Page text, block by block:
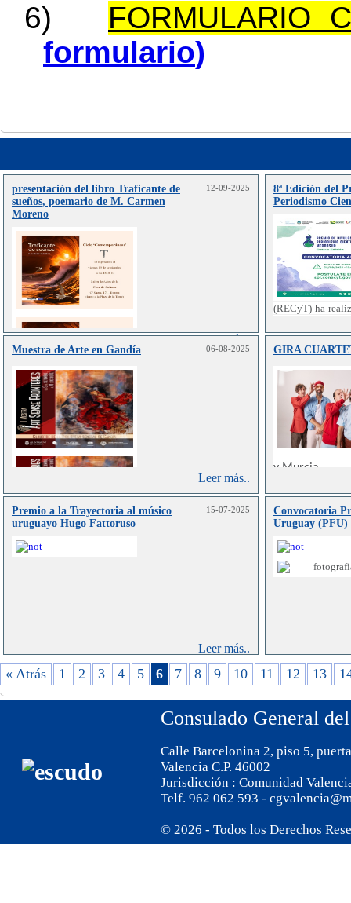
6) FORMULARIO
formulario)
presentación del libro Traficante de
sueños, poemario de M. Carmen
Moreno
12-09-2025
Leer más..
8ª Edición del
Periodismo
(RECyT) ha
del Mercosur”.
La Presente
por el
Tecnología
Paraguay,
Educación la
como una
tecnología
apropiación
mayor
los medios
participación
edición
los desafíos
como la
del suelo,
aire vinculada
modalidades,
y Estudiantes;
b)
c) Redes
Muestra de Arte en Gandía 06-08-2025
Leer más..
GIRA
y Murcia.
LUGAR:Sala
Nº 200)
MURCIA:
LUGAR:
, Sala
Tickets/Pop-
De-Nos-
Premio a la Trayectoria al músico
uruguayo Hugo Fattoruso
15-07-2025
Leer más..
Convocatoria
Uruguay (PFU)
« Atrás 1 2 3 4 5 6 7 8 9 10 11 12 13
Consulado General
Calle Barcelonina 2, piso 5,
Valencia C.P. 46002
Jurisdicción : Comunidad
Telf. 962 062 593 -
© 2026 - Todos los Derechos